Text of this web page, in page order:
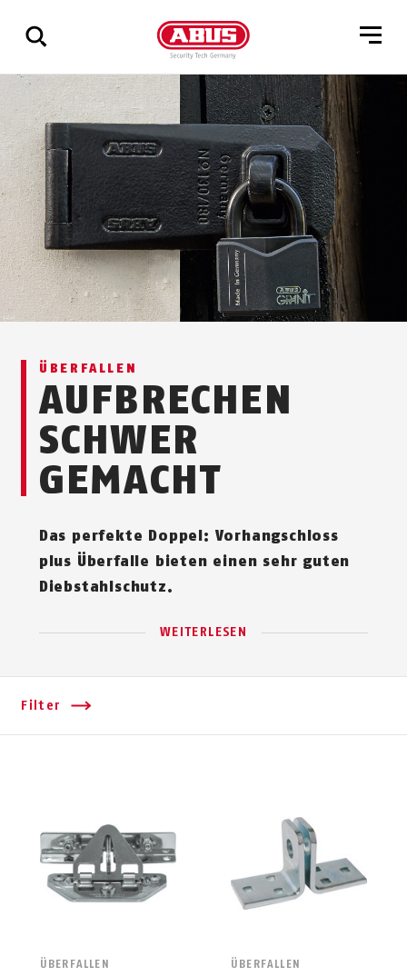
Zeige
alle
Ergebnisse
ÜBERFALLEN
AUFBRECHEN
SCHWER
GEMACHT
Das perfekte Doppel: Vor­hang­schloss
plus Überfalle bieten einen sehr guten
Diebstahlschutz.
WEITERLESEN
Filter
ÜBERFALLEN ÜBERFALLEN